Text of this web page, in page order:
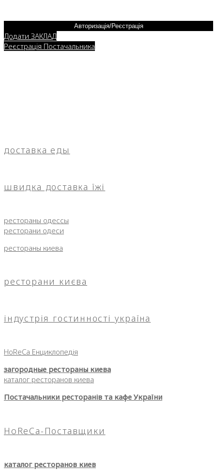
Авторизація/Реєстрація
Додати ЗАКЛАД
Реєстрація Постачальника
доставка еды
швидка доставка їжі
рестораны одессы
ресторани одеси
рестораны киева
ресторани києва
індустрія гостинності україна
HoReCa Енциклопедія
загородные рестораны киева
каталог ресторанов киева
Постачальники ресторанів та кафе України
HoReCa-Поставщики
каталог ресторанов киев